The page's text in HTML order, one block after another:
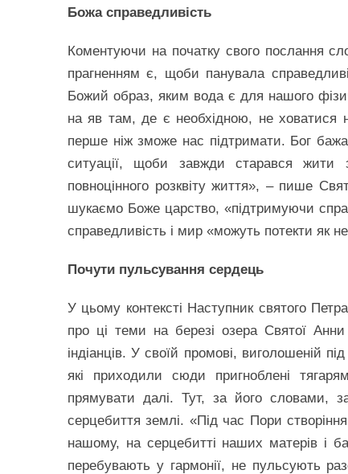
Божа справедливість
Коментуючи на початку свого послання
прагненням є, щоби панувала
Божий образ, яким вода є для нашого
на яв там, де є необхідною, не ховатися
перше ніж зможе нас підтримати. Бог
ситуації, щоби завжди старався жити
повноцінного розквіту життя», – пише
шукаємо Боже царство, «підтримуючи
справедливість і мир «можуть потекти як
Почути пульсування сердець
У цьому контексті Наступник святого
про ці теми на березі озера Святої
індіанців. У своїй промові, виголошеній
які приходили сюди пригноблені
прямувати далі. Тут, за його словами,
серцебиття землі. «Під час Пори
нашому, на серцебитті наших матерів і
перебувають у гармонії, не пульсують